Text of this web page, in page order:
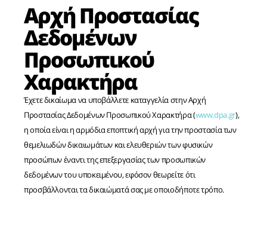
Αρχή Προστασίας
Δεδομένων
Προσωπικού
Χαρακτήρα
Έχετε δικαίωμα να υποβάλλετε καταγγελία στην Αρχή
Προστασίας Δεδομένων Προσωπικού Χαρακτήρα (www.dpa.gr),
η οποία είναι η αρμόδια εποπτική αρχή για την προστασία των
θεμελιωδών δικαιωμάτων και ελευθεριών των φυσικών
προσώπων έναντι της επεξεργασίας των προσωπικών
δεδομένων του υποκειμένου, εφόσον θεωρείτε ότι
προσβάλλονται τα δικαιώματά σας με οποιοδήποτε τρόπο.